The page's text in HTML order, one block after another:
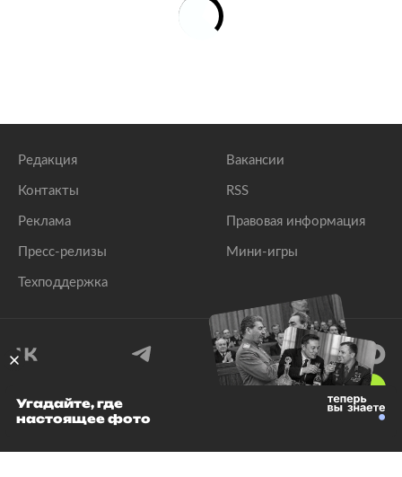
Редакция
Контакты
Реклама
Пресс-релизы
Техподдержка
Вакансии
RSS
Правовая информация
Мини-игры
© 1999–2026 Все права защищены.
Угадайте, где
настоящее фото